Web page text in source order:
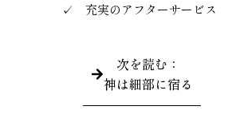
✓ 充実のアフターサービス
次を読む：
神は細部に宿る